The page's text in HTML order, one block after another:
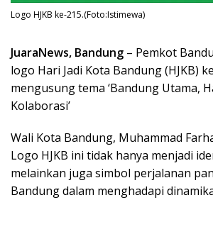
Logo HJKB ke-215.(Foto:Istimewa)
JuaraNews, Bandung – Pemkot
logo Hari Jadi Kota Bandung (HJKB)
mengusung tema ‘Bandung Utama,
Kolaborasi’
Wali Kota Bandung, Muhammad
Logo HJKB ini tidak hanya menjadi
melainkan juga simbol perjalanan
Bandung dalam menghadapi